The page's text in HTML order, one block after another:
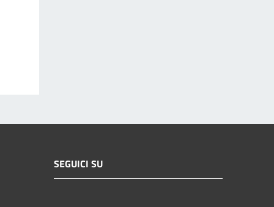
SEGUICI SU